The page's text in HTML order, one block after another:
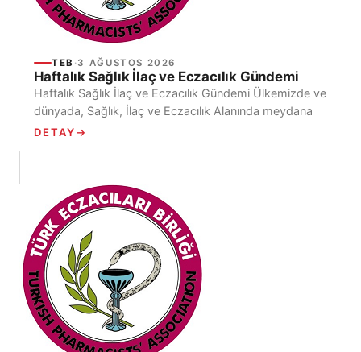
TEB ·3 AĞUSTOS 2026
Haftalık Sağlık İlaç ve Eczacılık Gündemi
Haftalık Sağlık İlaç ve Eczacılık Gündemi Ülkemizde ve
dünyada, Sağlık, İlaç ve Eczacılık Alanında meydana
gelen Haftalık Gelişmelerin kısa başlıklar halinde yer
DETAY→